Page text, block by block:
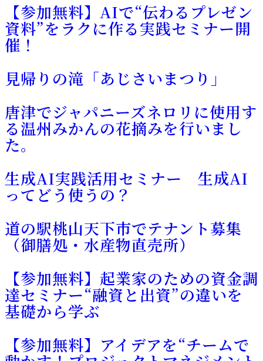
【参加無料】AIで“伝わるプレゼン
資料”をラクに作る実践セミナー開
催！
見帰りの滝「あじさいまつり」
唐津でジャパニーズネロリに使用す
る温州みかんの花摘みを行いまし
た。
生成AI実践活用セミナー 生成AI
ってどう使うの？
道の駅桃山天下市でテナント募集
（御膳処・水産物直売所）
【参加無料】起業家のための資金調
達セミナー“融資と出資”の違いを
基礎から学ぶ
【参加無料】アイデアを“チームで